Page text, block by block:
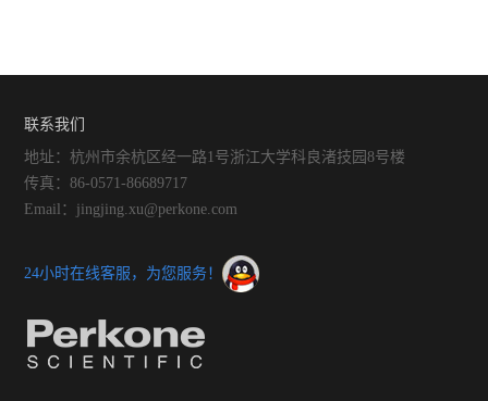
联系我们
地址：杭州市余杭区经一路1号浙江大学科良渚技园8号楼
传真：86-0571-86689717
Email：jingjing.xu@perkone.com
24小时在线客服，为您服务！